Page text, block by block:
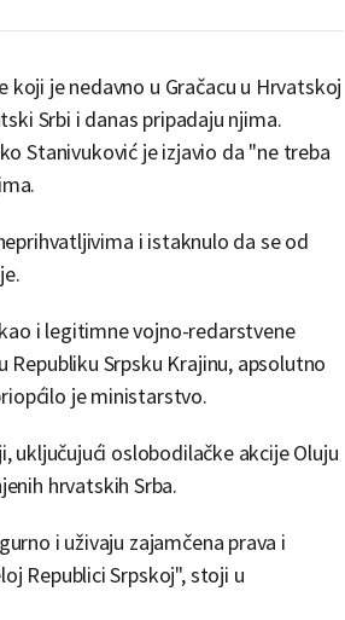
je nedavno u Gračacu u Hrvatskoj
Srbi i danas pripadaju njima.
Stanivuković je izjavio da "ne treba
i istaknulo da se od
i legitimne vojno-redarstvene
Srpsku Krajinu, apsolutno
je ministarstvo.
uključujući oslobodilačke akcije Oluju
hrvatskih Srba.
i uživaju zajamčena prava i
Republici Srpskoj", stoji u